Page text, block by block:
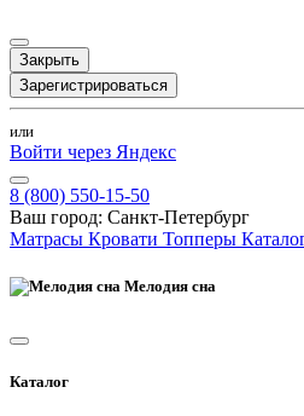
Закрыть
Зарегистрироваться
или
Войти через Яндекс
8 (800) 550-15-50
Ваш город: Санкт-Петербург
Матрасы Кровати Топперы
Мелодия сна
Каталог